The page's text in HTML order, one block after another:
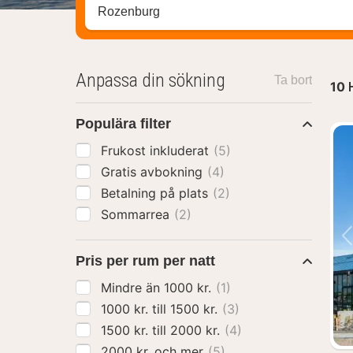
Sök efter hotell, område eller stad
10
Anpassa din sökning Ta bort
Populära filter
Frukost inkluderat (5)
Gratis avbokning (4)
Betalning på plats (2)
Sommarrea (2)
Pris per rum per natt
Mindre än 1000 kr. (1)
1000 kr. till 1500 kr. (3)
1500 kr. till 2000 kr. (4)